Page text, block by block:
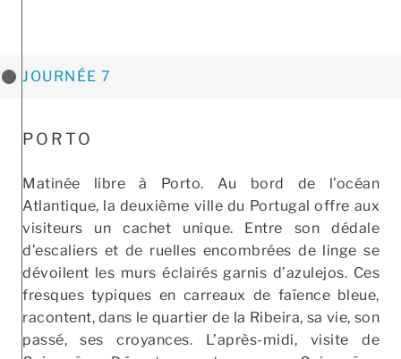
JOURNÉE 7
PORTO
Matinée libre à Porto. Au bord de l’océan
Atlantique, la deuxième ville du Portugal offre aux
visiteurs un cachet unique. Entre son dédale
d’escaliers et de ruelles encombrées de linge se
dévoilent les murs éclairés garnis d’azulejos. Ces
fresques typiques en carreaux de faïence bleue,
racontent, dans le quartier de la Ribeira, sa vie, son
passé, ses croyances. L’après-midi, visite de